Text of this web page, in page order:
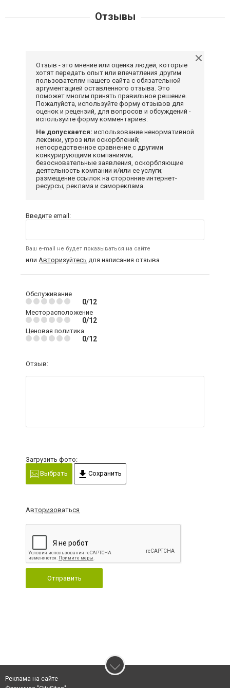
Отзывы
Отзыв - это мнение или оценка людей, которые
хотят передать опыт или впечатления другим
пользователям нашего сайта с обязательной
аргументацией оставленного отзыва. Это
поможет многим принять правильное решение.
Пожалуйста, используйте форму отзывов для
оценок и рецензий, для вопросов и обсуждений -
используйте форму комментариев.
Не допускается: использование ненормативной
лексики, угроз или оскорблений;
непосредственное сравнение с другими
конкурирующими компаниями;
безосновательные заявления, оскорбляющие
деятельность компании и/или ее услуги;
размещение ссылок на сторонние интернет-
ресурсы; реклама и самореклама.
Введите email:
Ваш e-mail не будет показываться на сайте
или Авторизуйтесь для написания отзыва
Обслуживание
0/12
Месторасположение
0/12
Ценовая политика
0/12
Отзыв:
Загрузить фото:
Выбрать
Сохранить
Авторизоваться
Отправить
Реклама на сайте